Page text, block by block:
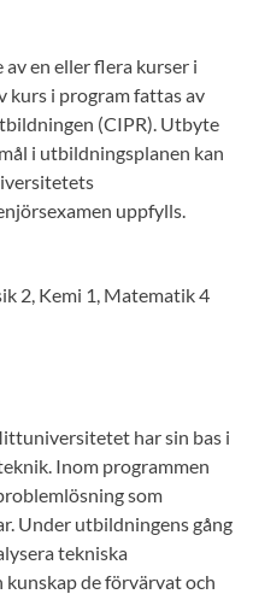
en eller flera kurser i
kurs i program fattas av
(CIPR). Utbyte
i utbildningsplanen kan
uppfylls.
2, Kemi 1, Matematik 4
har sin bas i
Inom programmen
som
Under utbildningens gång
tekniska
de förvärvat och